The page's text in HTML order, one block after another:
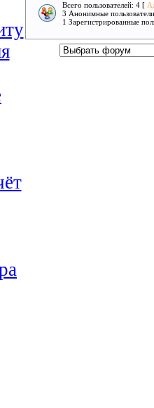
Всего пользователей: 4 [
3 Анонимные пользователи
1 Зарегистрированные